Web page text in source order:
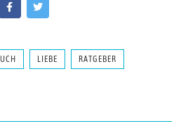
LIEBE RATGEBER